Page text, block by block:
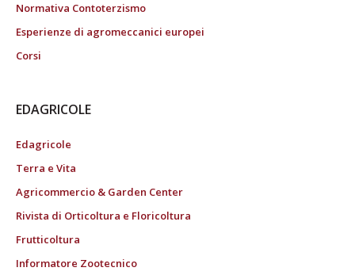
Normativa Contoterzismo
Esperienze di agromeccanici europei
Corsi
EDAGRICOLE
Edagricole
Terra e Vita
Agricommercio & Garden Center
Rivista di Orticoltura e Floricoltura
Frutticoltura
Informatore Zootecnico